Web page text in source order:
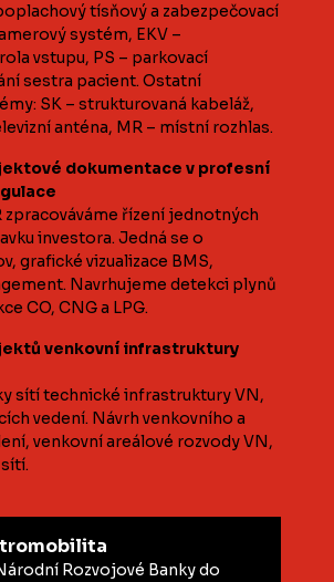
tísňový a zabezpečovací
systém, EKV –
vstupu, PS – parkovací
sestra pacient. Ostatní
SK – strukturovaná kabeláž,
anténa, MR – místní rozhlas.
dokumentace v profesní
řízení jednotných
investora. Jedná se o
grafické vizualizace BMS,
Navrhujeme detekci plynů
CO, CNG a LPG.
venkovní infrastruktury
sítí technické infrastruktury VN,
vedení. Návrh venkovního a
venkovní areálové rozvody VN,
Rozvojové Banky do